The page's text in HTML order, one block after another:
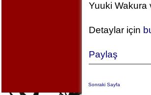
Yuuki Wakura
Detaylar için
Paylaş
Sonraki Sayfa